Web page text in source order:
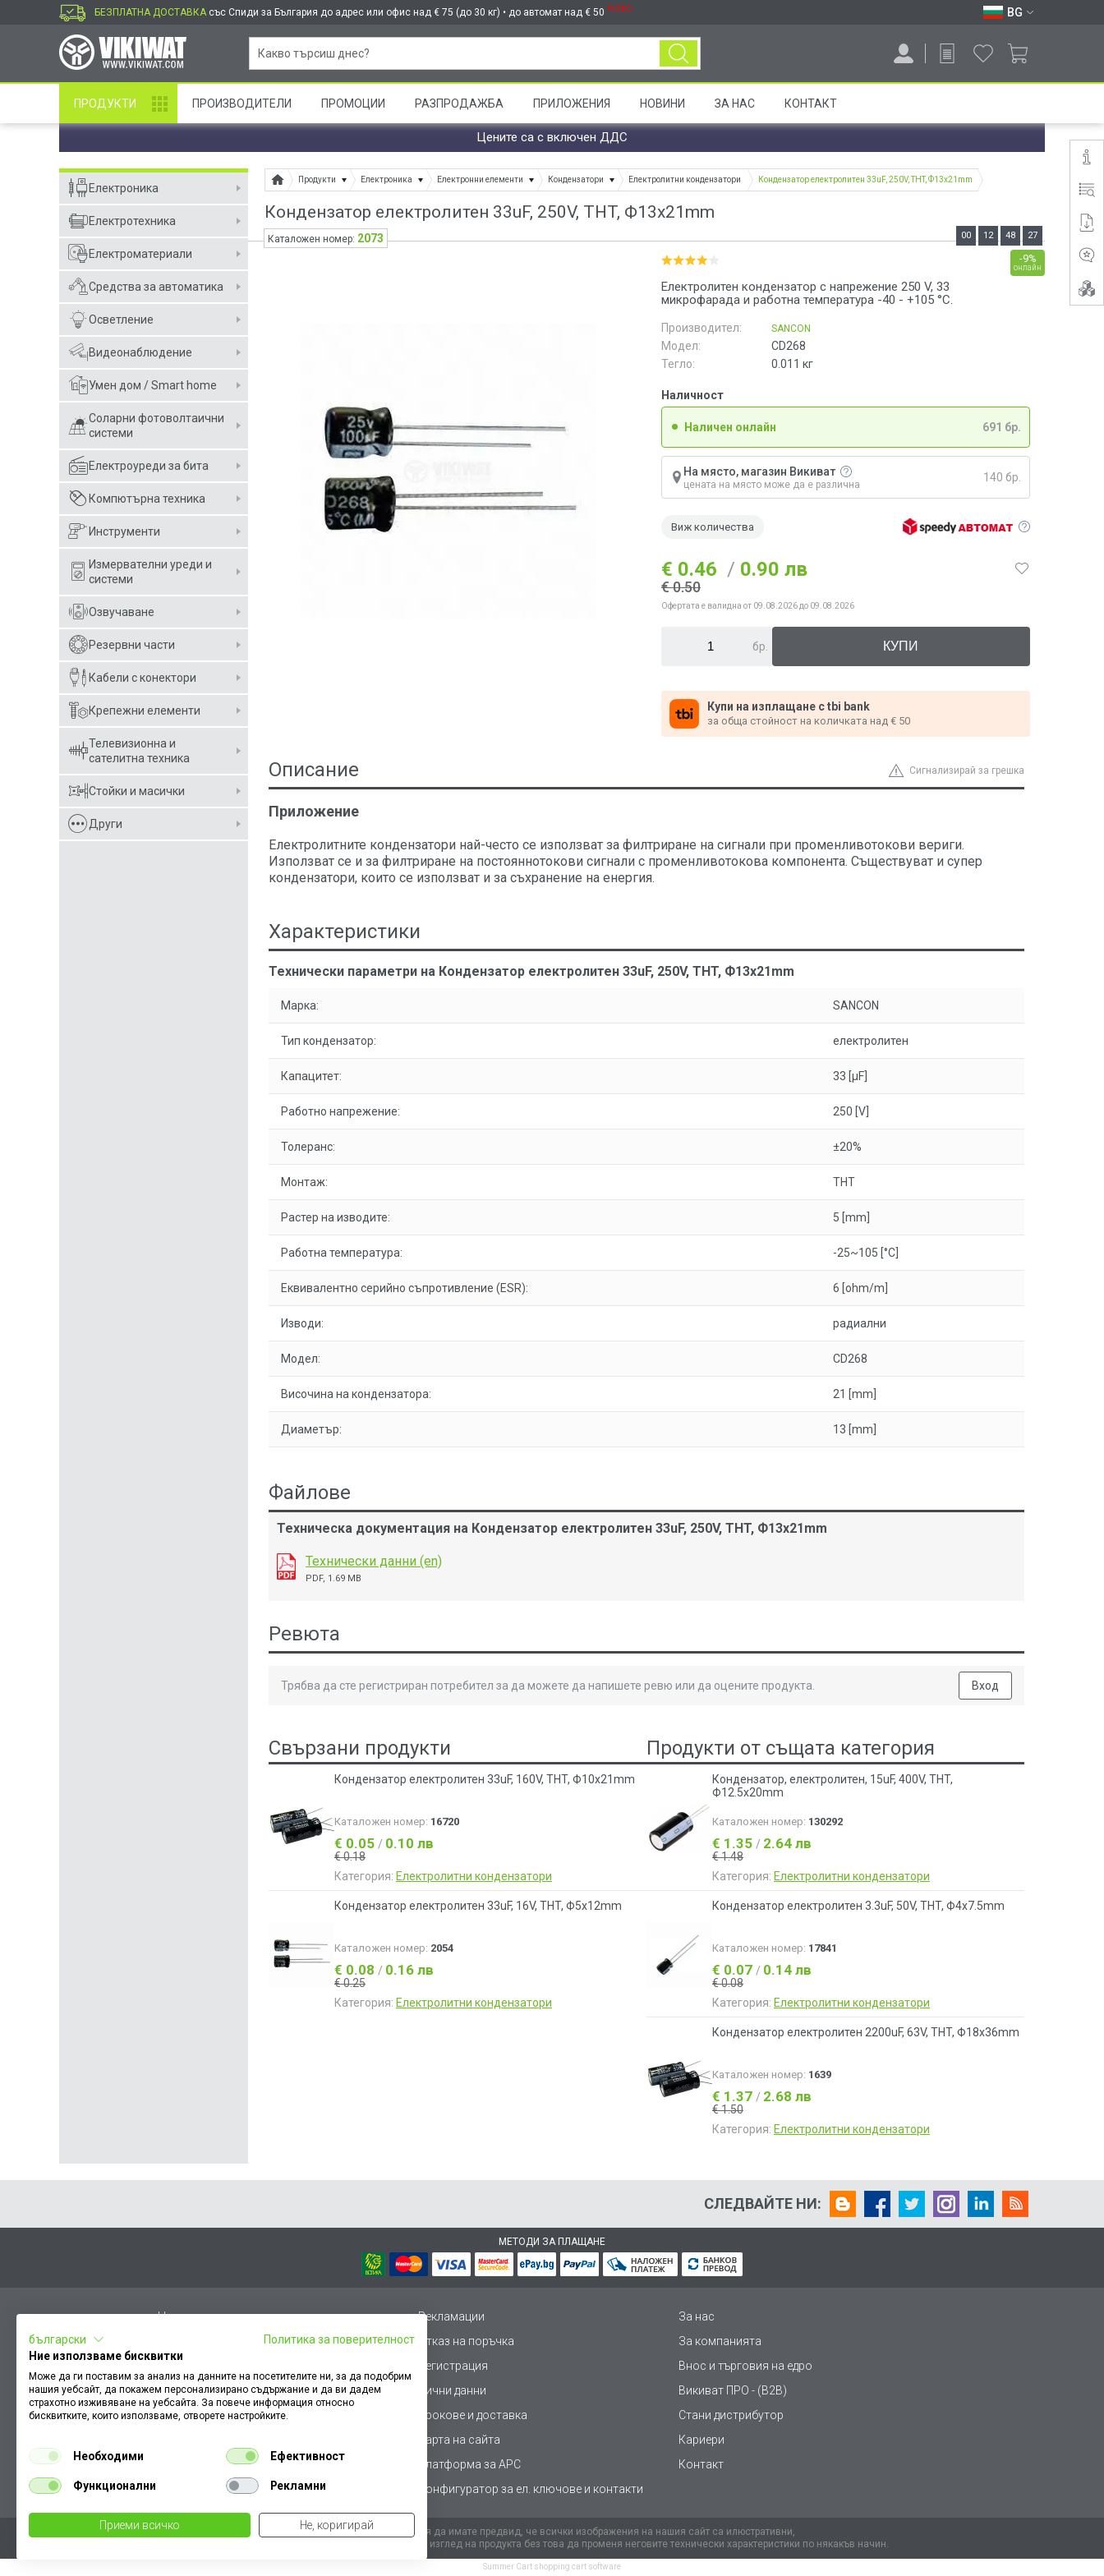
БЕЗПЛАТНА ДОСТАВКА със Спиди за България до адрес или офис над € 75 (до 30 кг) • до автомат над € 50 НОВО BG
ПРОДУКТИ ПРОИЗВОДИТЕЛИ ПРОМОЦИИ РАЗПРОДАЖБА ПРИЛОЖЕНИЯ НОВИНИ ЗА НАС КОНТАКТ
Цените са с включен ДДС
Електроника
Електротехника
Електроматериали
Средства за автоматика
Осветление
Видеонаблюдение
Умен дом / Smart home
Соларни фотоволтаични
системи
Електроуреди за бита
Компютърна техника
Инструменти
Измервателни уреди и
системи
Озвучаване
Резервни части
Кабели с конектори
Крепежни елементи
Телевизионна и
сателитна техника
Стойки и масички
Други
Продукти Електроника Електронни елементи Кондензатори Електролитни кондензатори Кондензатор електролитен 33uF, 250V, THT, Ф13x21mm
Кондензатор електролитен 33uF, 250V, THT, Ф13x21mm
Електролитен кондензатор с напрежение 250 V, 33
микрофарада и работна температура -40 - +105 °C.
Производител: SANCON
Модел:
CD268
Тегло:
0.011 кг
Наличност
Наличен онлайн 691 бр.
На място, магазин Викиват
цената на място може да е различна
140 бр.
Виж количества
-9%
онлайн
00 12 48 26
€ 0.46 / 0.90 лв
€ 0.50
Офертата е валидна от 09.08.2026 до 09.08.2026
бр.
Купи на изплащане с tbi bank
за обща стойност на количката над € 50
Каталожен номер: 2073
Сигнализирай за грешка
Описание
Приложение
Електролитните кондензатори най-често се използват за филтриране на сигнали при променливотокови вериги.
Използват се и за филтриране на постояннотокови сигнали с променливотокова компонента. Съществуват и супер
кондензатори, които се използват и за съхранение на енергия.
Характеристики
Технически параметри на Кондензатор електролитен 33uF, 250V, THT, Ф13x21mm
Марка: SANCON
Тип кондензатор: електролитен
Капацитет: 33 [µF]
Работно напрежение: 250 [V]
Толеранс: ±20%
Монтаж: THT
Растер на изводите: 5 [mm]
Работна температура: -25~105 [°C]
Еквивалентно серийно съпротивление (ESR): 6 [ohm/m]
Изводи: радиални
Модел: CD268
Височина на кондензатора: 21 [mm]
Диаметър: 13 [mm]
Файлове
Техническа документация на Кондензатор електролитен 33uF, 250V, THT, Ф13x21mm
Технически данни (en)
PDF, 1.69 MB
Ревюта
Трябва да сте регистриран потребител за да можете да напишете ревю или да оцените продукта. Вход
Свързани продукти
Кондензатор електролитен 33uF, 160V, THT, Ф10x21mm
Каталожен номер: 16720
€ 0.05 / 0.10 лв
€ 0.18
Категория: Електролитни кондензатори
Кондензатор електролитен 33uF, 16V, THT, Ф5x12mm
Каталожен номер: 2054
€ 0.08 / 0.16 лв
€ 0.25
Категория: Електролитни кондензатори
Продукти от същата категория
Кондензатор, електролитен, 15uF, 400V, THT,
Ф12.5x20mm
Каталожен номер: 130292
€ 1.35 / 2.64 лв
€ 1.48
Категория: Електролитни кондензатори
Кондензатор електролитен 3.3uF, 50V, THT, Ф4x7.5mm
Каталожен номер: 17841
€ 0.07 / 0.14 лв
€ 0.08
Категория: Електролитни кондензатори
Кондензатор електролитен 2200uF, 63V, THT, Ф18x36mm
Каталожен номер: 1639
€ 1.37 / 2.68 лв
€ 1.50
Категория: Електролитни кондензатори
СЛЕДВАЙТЕ НИ:
МЕТОДИ ЗА ПЛАЩАНЕ
Начало Рекламации
За нас
Отказ на поръчка
За компанията
Регистрация
Внос и търговия на едро
Оплакване / похвала
Лични данни
Викиват ПРО - (B2B)
Условия за ползване
Срокове и доставка
Стани дистрибутор
Карта на сайта
Кариери
Как да намеря документ към поръчка
Платформа за AРС
Контакт
Политика за бисквитки
Конфигуратор за ел. ключове и контакти
Уважаеми Клиенти, моля да имате предвид, че всички изображения на нашия сайт са илюстративни,
те могат да се различават от действителния изглед на продукта без това да променя неговите технически характеристики по някакъв начин.
Summer Cart shopping cart software
български
Политика за поверителност
Ние използваме бисквитки
Може да ги поставим за анализ на данните на посетителите ни, за да подобрим
нашия уебсайт, да покажем персонализирано съдържание и да ви дадем
страхотно изживяване на уебсайта. За повече информация относно
бисквитките, които използваме, отворете настройките.
Необходими Ефективност
Функционални Рекламни
Приеми всичко Не, коригирай